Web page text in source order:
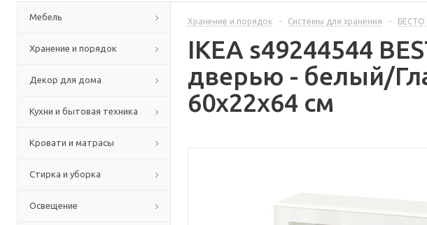
Мебель
Хранение и порядок
Декор для дома
Кухни и бытовая техника
Кровати и матрасы
Стирка и уборка
Освещение
Хранение и порядок - Системы для хранения - БЕСТО
IKEA s49244544
дверью - белый/
60x22x64 см